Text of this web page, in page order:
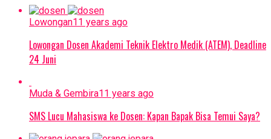
Lowongan11 years ago
Lowongan Dosen Akademi Teknik Elektro Medik (ATEM), Deadline
24 Juni
Muda & Gembira11 years ago
SMS Lucu Mahasiswa ke Dosen: Kapan Bapak Bisa Temui Saya?